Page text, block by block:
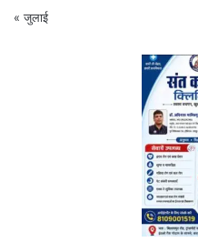
« जुलाई